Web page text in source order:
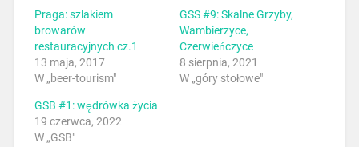
Praga: szlakiem
browarów
restauracyjnych cz.1
13 maja, 2017
W „beer-tourism"
GSS #9: Skalne Grzyby,
Wambierzyce,
Czerwieńczyce
8 sierpnia, 2021
W „góry stołowe"
GSB #1: wędrówka życia
19 czerwca, 2022
W „GSB"